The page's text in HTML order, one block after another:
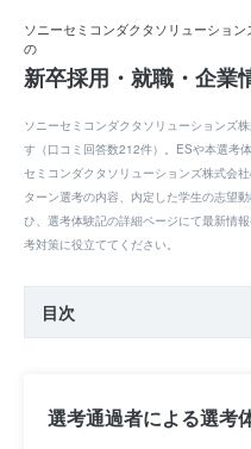
ソニーセミコンダクタソリューション
の
新卒採用・就職・企業
ソニーセミコンダクタソリューションズ
す（口コミ回答数212件）。ESや本選考
セミコンダクタソリューションズ株式会
ターン選考の内容、内定した学生の志望
ひ、選考体験記の詳細ページにて最新情
考対策に役立ててください。
目次
選考通過者による選考